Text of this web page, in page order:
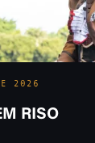
2026
RISO